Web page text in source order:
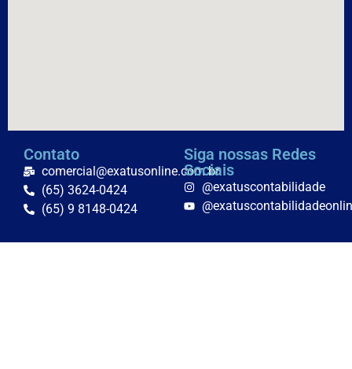
Contato
comercial@exatusonline.com.br
(65) 3624-0424
(65) 9 8148-0424
Siga nossas Redes
Sociais
@exatuscontabilidade